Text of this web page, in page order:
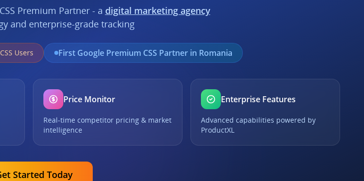
Premium Partner - a digital marketing agency
and enterprise-grade tracking
Users First Google Premium CSS Partner in Romania
Price Monitor
Real-time competitor pricing & market
intelligence
Enterprise Features
Advanced capabilities powered by
ProductXL
Started Today